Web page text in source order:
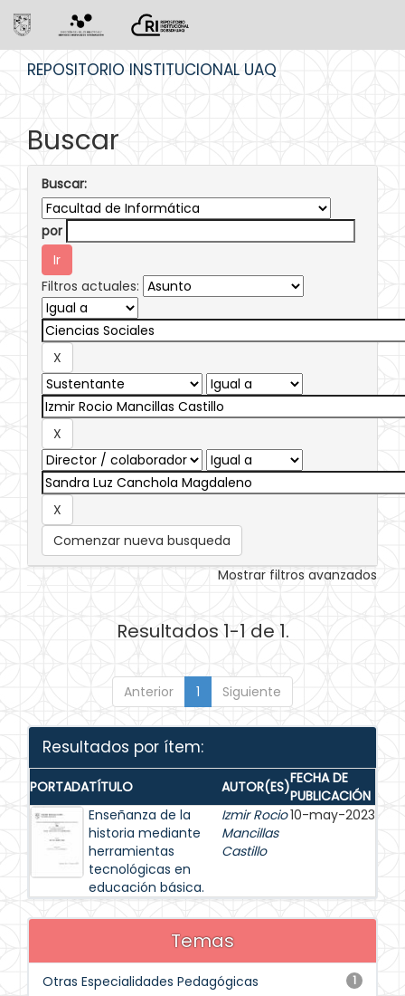
REPOSITORIO INSTITUCIONAL UAQ
Buscar
Buscar:
por
Filtros actuales:
Comenzar nueva busqueda
Mostrar filtros avanzados
Resultados 1-1 de 1.
Anterior 1 Siguiente
Resultados por ítem:
PORTADATÍTULO AUTOR(ES)FECHA DE
PUBLICACIÓN
Enseñanza de la
historia mediante
herramientas
tecnológicas en
educación básica.
Izmir Rocio
Mancillas
Castillo
10-may-2023
Temas
1
Otras Especialidades Pedagógicas